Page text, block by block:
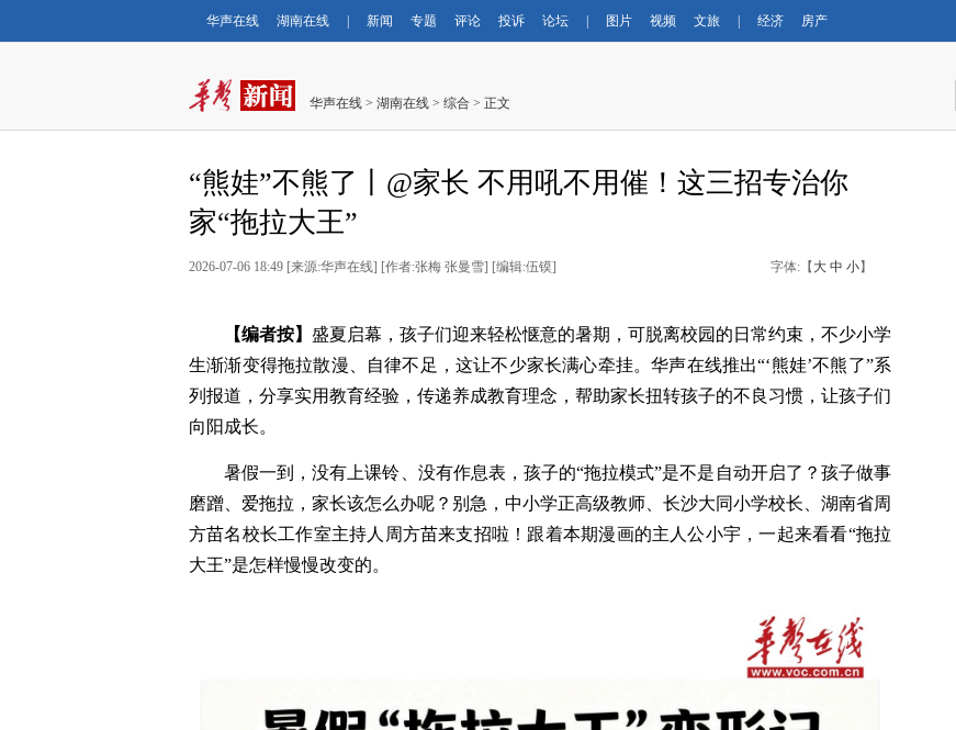
华声在线 湖南在线 新闻 专题 评论 投诉 论坛 图片 视频 文旅 经济 房产
华声在线 > 湖南在线 > 综合 > 正文
“熊娃”不熊了丨@家长 不用吼不用催！这三招专治你
家“拖拉大王”
2026-07-06 18:49 [来源:华声在线] [作者:张梅 张曼雪] [编辑:伍镆] 字体:【 大 中 小】
【编者按】 盛夏启幕，孩子们迎来轻松惬意的暑期，可脱离校园的日常约束，不少小学
生渐渐变得拖拉散漫、自律不足，这让不少家长满心牵挂。华声在线推出“‘熊娃’不熊了”系
列报道，分享实用教育经验，传递养成教育理念，帮助家长扭转孩子的不良习惯，让孩子们
向阳成长。
暑假一到，没有上课铃、没有作息表，孩子的“拖拉模式”是不是自动开启了？ 孩子做事
磨蹭、爱拖拉，家长该怎么办呢？ 别急，中小学正高级教师、长沙大同小学校长、湖南省周
方苗名校长工作室主持人周方苗来支招啦！跟着本期漫画的主人公小宇，一起来看看“拖拉
大王”是怎样慢慢改变的。